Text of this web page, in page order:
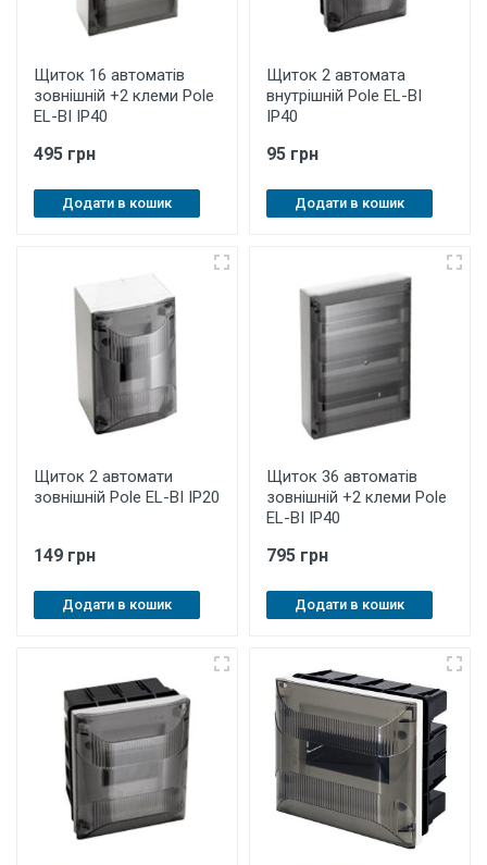
Щиток 16 автоматів
зовнішній +2 клеми Pole
EL-BI IP40
495 грн
Додати в кошик
Щиток 2 автомата
внутрішній Pole EL-BI
IP40
95 грн
Додати в кошик
Щиток 2 автомати
зовнішній Pole EL-BI IP20
149 грн
Додати в кошик
Щиток 36 автоматів
зовнішній +2 клеми Pole
EL-BI IP40
795 грн
Додати в кошик